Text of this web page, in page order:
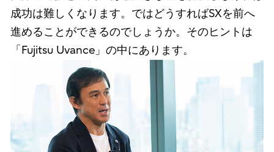
成功は難しくなります。ではどうすればSXを前へ
進めることができるのでしょうか。そのヒントは
「Fujitsu Uvance」の中にあります。